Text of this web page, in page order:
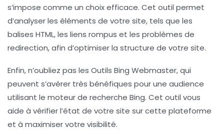
s’impose comme un choix efficace. Cet outil permet
d’analyser les éléments de votre site, tels que les
balises HTML, les liens rompus et les problèmes de
redirection, afin d’optimiser la structure de votre site.
Enfin, n’oubliez pas les Outils Bing Webmaster, qui
peuvent s’avérer très bénéfiques pour une audience
utilisant le moteur de recherche Bing. Cet outil vous
aide à vérifier l’état de votre site sur cette plateforme
et à maximiser votre visibilité.